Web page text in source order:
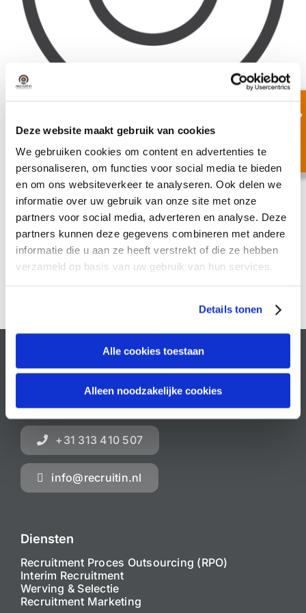
Deze website maakt gebruik van cookies
We gebruiken cookies om content en advertenties te
personaliseren, om functies voor social media te bieden
en om ons websiteverkeer te analyseren. Ook delen we
informatie over uw gebruik van onze site met onze
partners voor social media, adverteren en analyse. Deze
partners kunnen deze gegevens combineren met andere
informatie die u aan ze heeft verstrekt of die ze hebben
verzameld op basis van uw gebruik van hun services.
Details tonen
Alle cookies toestaan
Alleen noodzakelijke cookies
Transparante
werkwijze en tarieven
7 januari 2025
Recruitin
Philippus Gastelaarsstraat 21b
6981 BH Doesburg
+31 313 410 507
info@recruitin.nl
Diensten
Recruitment Proces Outsourcing (RPO)
Interim Recruitment
Werving & Selectie
Recruitment Marketing